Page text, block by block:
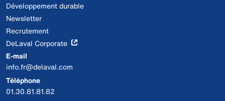
Développement durable
Newsletter
Recrutement
DeLaval Corporate
E-mail
info.fr@delaval.com
Téléphone
01.30.81.81.82